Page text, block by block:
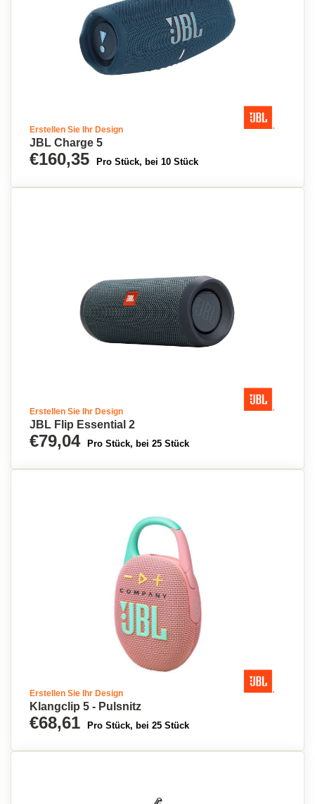
Erstellen Sie Ihr Design
JBL Charge 5
€160,35 Pro Stück, bei 10 Stück
Erstellen Sie Ihr Design
JBL Flip Essential 2
€79,04 Pro Stück, bei 25 Stück
Erstellen Sie Ihr Design
Klangclip 5 - Pulsnitz
€68,61 Pro Stück, bei 25 Stück